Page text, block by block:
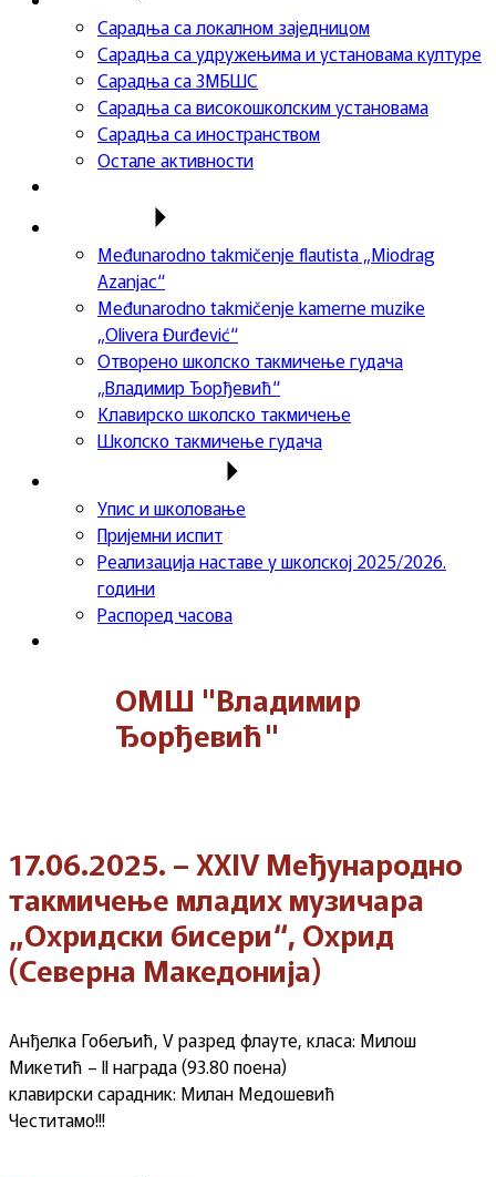
Сарадња са локалном заједницом
Сарадња са удружењима и установама културе
Сарадња са ЗМБШС
Сарадња са високошколским установама
Сарадња са иностранством
Остале активности
Međunarodno takmičenje flautista „Miodrag
Azanjac“
Međunarodno takmičenje kamerne muzike
„Olivera Đurđević“
Отворено школско такмичење гудача
„Владимир Ђорђевић“
Клавирско школско такмичење
Школско такмичење гудача
Упис и школовање
Пријемни испит
Реализација наставе у школској 2025/2026.
години
Распоред часова
ОМШ "Владимир
Ђорђевић"
17.06.2025. – XXIV Међународно
такмичење младих музичара
„Охридски бисери“, Охрид
(Северна Македонија)
Анђелка Гобељић, V разред флауте, класа: Милош
Микетић – II награда (93.80 поена)
клавирски сарадник: Милан Медошевић
Честитамо!!!